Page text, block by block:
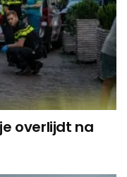
overlijdt na